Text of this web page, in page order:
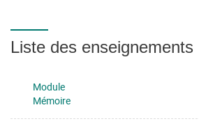
Liste des enseignements
Module
Mémoire